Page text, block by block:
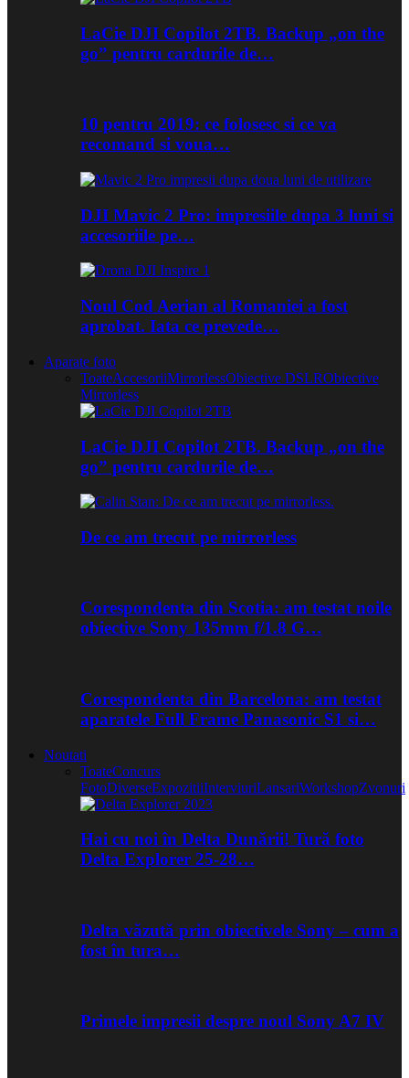
LaCie DJI Copilot 2TB. Backup „on the
go” pentru cardurile de…
10 pentru 2019: ce folosesc si ce va
recomand si voua…
DJI Mavic 2 Pro: impresiile dupa 3 luni si
accesoriile pe…
Noul Cod Aerian al Romaniei a fost
aprobat. Iata ce prevede…
Aparate foto
ToateAccesoriiMirrorlessObiective DSLRObiective
Mirrorless
LaCie DJI Copilot 2TB. Backup „on the
go” pentru cardurile de…
De ce am trecut pe mirrorless
Corespondenta din Scotia: am testat noile
obiective Sony 135mm f/1.8 G…
Corespondenta din Barcelona: am testat
aparatele Full Frame Panasonic S1 si…
Noutati
ToateConcurs
FotoDiverseExpozitiiInterviuriLansariWorkshopZvonuri
Hai cu noi în Delta Dunării! Tură foto
Delta Explorer 25-28…
Delta văzută prin obiectivele Sony – cum a
fost în tura…
Primele impresii despre noul Sony A7 IV